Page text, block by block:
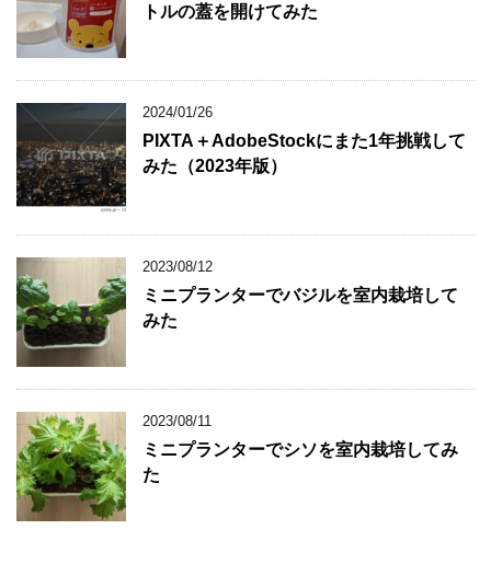
トルの蓋を開けてみた
2024/01/26
PIXTA＋AdobeStockにまた1年挑戦して
みた（2023年版）
2023/08/12
ミニプランターでバジルを室内栽培して
みた
2023/08/11
ミニプランターでシソを室内栽培してみ
た